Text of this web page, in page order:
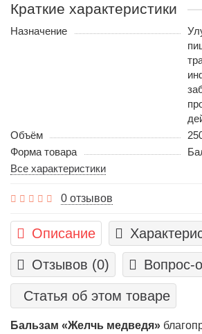
Краткие характеристики
Назначение
Объём
Форма товара
Все характеристики
0 отзывов
Описание
Отзывов (0) Вопрос-
Статья об этом товаре
Бальзам «Желчь медведя»